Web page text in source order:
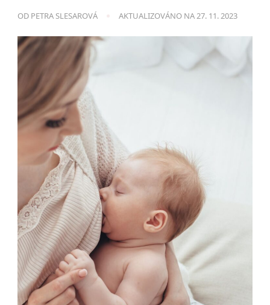
ODPETRA SLESAROVÁ AKTUALIZOVÁNO NA27. 11. 2023